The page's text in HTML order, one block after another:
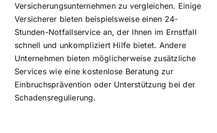
Versicherungsunternehmen zu vergleichen. Einige
Versicherer bieten beispielsweise einen 24-
Stunden-Notfallservice an, der Ihnen im Ernstfall
schnell und unkompliziert Hilfe bietet. Andere
Unternehmen bieten möglicherweise zusätzliche
Services wie eine kostenlose Beratung zur
Einbruchsprävention oder Unterstützung bei der
Schadensregulierung.